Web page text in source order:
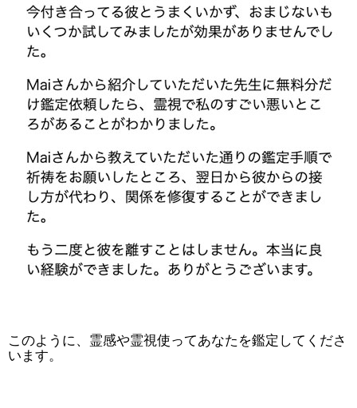
このように、霊感や霊視使ってあなたを鑑定してくださ
います。